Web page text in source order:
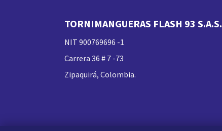
TORNIMANGUERAS FLASH 93 S.A.S.
NIT 900769696 -1
Carrera 36 # 7 -73
Zipaquirá, Colombia.